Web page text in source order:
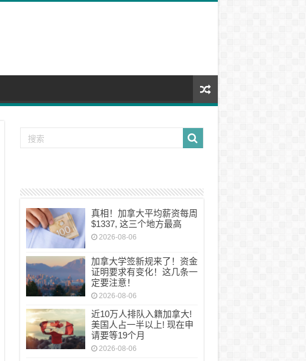
真相！加拿大平均薪资每周
$1337, 这三个地方最高
2026-08-06
加拿大学签新规来了！资金
证明要求有变化！这几条一
定要注意！
2026-08-06
近10万人排队入籍加拿大!
美国人占一半以上! 现在申
请要等19个月
2026-08-06